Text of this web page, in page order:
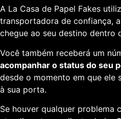
A La Casa de Papel Fakes
transportadora de confiança,
chegue ao seu destino dentro
Você também receberá um
acompanhar o status do seu
desde o momento em que ele
à sua porta.
Se houver qualquer problema